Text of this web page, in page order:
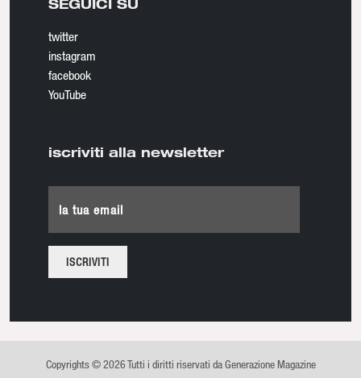
SEGUICI SU
twitter
instagram
facebook
YouTube
iscriviti alla newsletter
la tua email
Copyrights © 2026 Tutti i diritti riservati da Generazione Magazine